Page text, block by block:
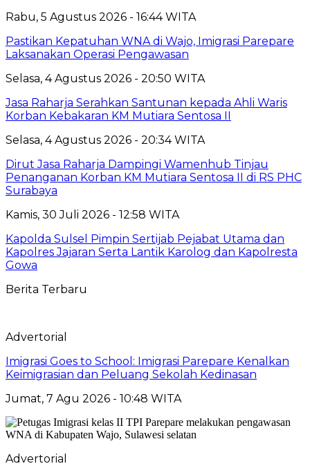
Rabu, 5 Agustus 2026 - 16:44 WITA
Pastikan Kepatuhan WNA di Wajo, Imigrasi Parepare
Laksanakan Operasi Pengawasan
Selasa, 4 Agustus 2026 - 20:50 WITA
Jasa Raharja Serahkan Santunan kepada Ahli Waris
Korban Kebakaran KM Mutiara Sentosa II
Selasa, 4 Agustus 2026 - 20:34 WITA
Dirut Jasa Raharja Dampingi Wamenhub Tinjau
Penanganan Korban KM Mutiara Sentosa II di RS PHC
Surabaya
Kamis, 30 Juli 2026 - 12:58 WITA
Kapolda Sulsel Pimpin Sertijab Pejabat Utama dan
Kapolres Jajaran Serta Lantik Karolog dan Kapolresta
Gowa
Berita Terbaru
Advertorial
Imigrasi Goes to School: Imigrasi Parepare Kenalkan
Keimigrasian dan Peluang Sekolah Kedinasan
Jumat, 7 Agu 2026 - 10:48 WITA
Advertorial